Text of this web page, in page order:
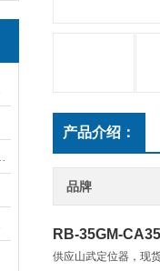
产品介绍：
品牌
RB-35GM-
供应山武定位器，现